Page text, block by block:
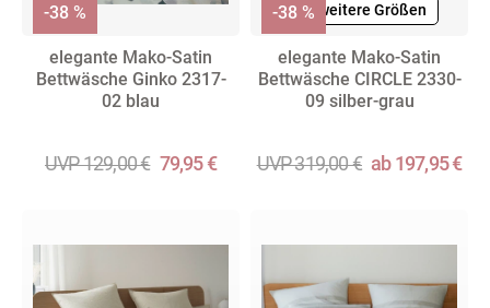
elegante Mako-Satin
Bettwäsche Ginko 2317-
02 blau
UVP 129,00 € 79,95 €
-38 % + weitere Größen
elegante Mako-Satin
Bettwäsche CIRCLE 2330-
09 silber-grau
UVP 319,00 € ab 197,95 €
-38 %